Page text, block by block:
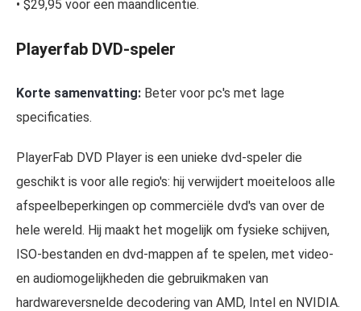
• $29,95 voor een maandlicentie.
Playerfab DVD-speler
Korte samenvatting: Beter voor pc's met lage
specificaties.
PlayerFab DVD Player is een unieke dvd-speler die
geschikt is voor alle regio's: hij verwijdert moeiteloos alle
afspeelbeperkingen op commerciële dvd's van over de
hele wereld. Hij maakt het mogelijk om fysieke schijven,
ISO-bestanden en dvd-mappen af te spelen, met video-
en audiomogelijkheden die gebruikmaken van
hardwareversnelde decodering van AMD, Intel en NVIDIA.